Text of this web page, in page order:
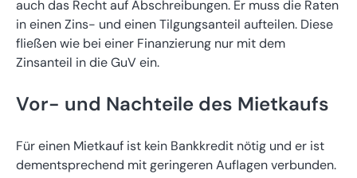
auch das Recht auf Abschreibungen. Er muss die Raten
in einen Zins- und einen Tilgungsanteil aufteilen. Diese
fließen wie bei einer Finanzierung nur mit dem
Zinsanteil in die GuV ein.
Vor- und Nachteile des Mietkaufs
Für einen Mietkauf ist kein Bankkredit nötig und er ist
dementsprechend mit geringeren Auflagen verbunden.